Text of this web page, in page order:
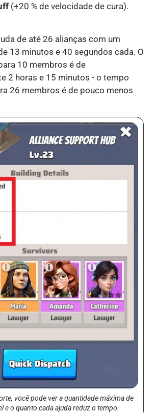
(+20 % de velocidade de cura).
de até 26 alianças com um
13 minutos e 40 segundos cada. O
10 membros é de
2 horas e 15 minutos - o tempo
26 membros é de pouco menos
você pode ver a quantidade máxima de
e o quanto cada ajuda reduz o tempo.